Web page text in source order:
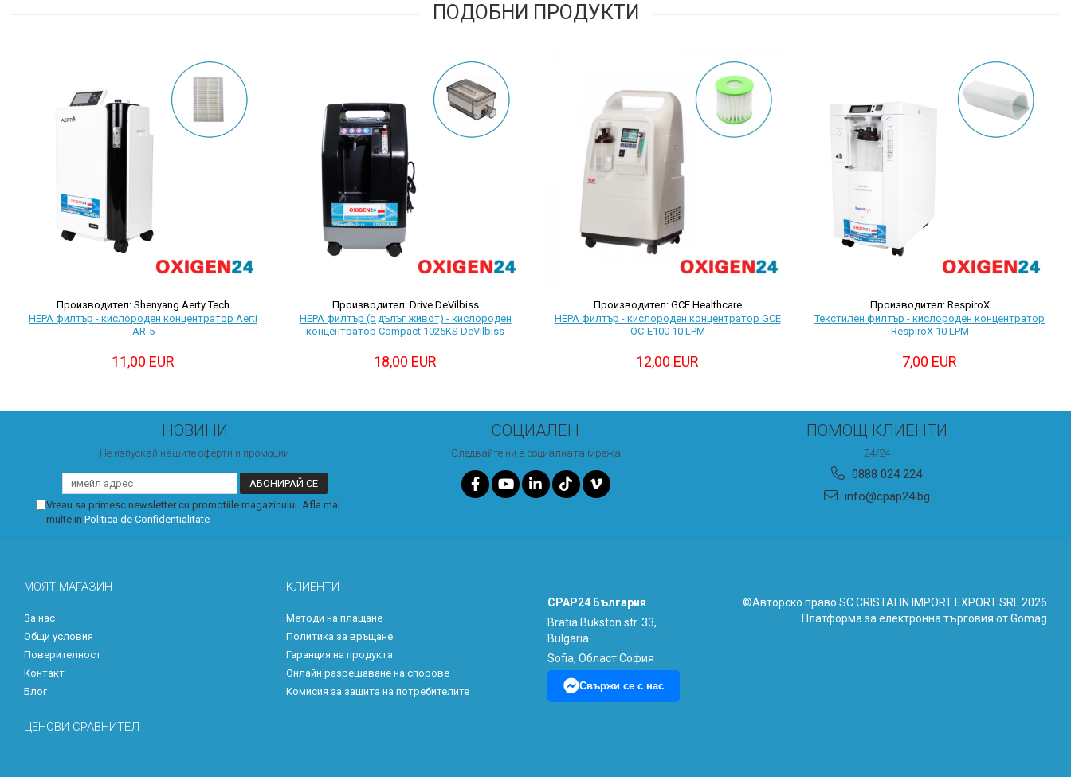
ПОДОБНИ ПРОДУКТИ
Производител: Shenyang Aerty Tech
HEPA филтър - кислороден концентратор Aerti
AR-5
11,00 EUR
Производител: Drive DeVilbiss
HEPA филтър (с дълъг живот) - кислороден
концентратор Compact 1025KS DeVilbiss
18,00 EUR
Производител: GCE Healthcare
HEPA филтър - кислороден концентратор GCE
OC-E100 10 LPM
12,00 EUR
Производител: RespiroX
Текстилен филтър - кислороден концентратор
RespiroX 10 LPM
7,00 EUR
НОВИНИ
Не изпускай нашите оферти и промоции
Vreau sa primesc newsletter cu promotiile magazinului. Afla mai
multe in Politica de Confidentialitate
СОЦИАЛЕН
Следвайте ни в социалната мрежа
ПОМОЩ КЛИЕНТИ
24/24
0888 024 224
info@cpap24.bg
МОЯТ МАГАЗИН
За нас
Общи условия
Поверителност
Контакт
Блог
ЦЕНОВИ СРАВНИТЕЛ
КЛИЕНТИ
Методи на плащане
Политика за връщане
Гаранция на продукта
Онлайн разрешаване на спорове
Комисия за защита на потребителите
CPAP24 България
Bratia Bukston str. 33,
Bulgaria
Sofia, Област София
Свържи се с нас
©Авторско право SC CRISTALIN IMPORT EXPORT SRL 2026
Платформа за електронна търговия от Gomag